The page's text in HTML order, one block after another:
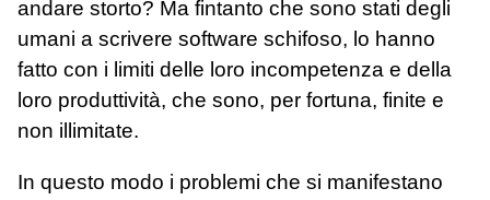
andare storto? Ma fintanto che sono stati degli
umani a scrivere software schifoso, lo hanno
fatto con i limiti delle loro incompetenza e della
loro produttività, che sono, per fortuna, finite e
non illimitate.
In questo modo i problemi che si manifestano